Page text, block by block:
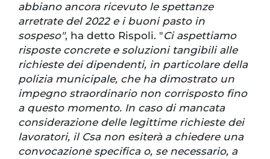
abbiano ancora ricevuto le spettanze
arretrate del 2022 e i buoni pasto in
sospeso", ha detto Rispoli. "Ci aspettiamo
risposte concrete e soluzioni tangibili alle
richieste dei dipendenti, in particolare della
polizia municipale, che ha dimostrato un
impegno straordinario non corrisposto fino
a questo momento. In caso di mancata
considerazione delle legittime richieste dei
lavoratori, il Csa non esiterà a chiedere una
convocazione specifica o, se necessario, a